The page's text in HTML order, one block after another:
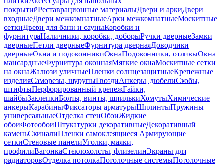
покрытийРеставрационные материалыДвери и аркиДвери
входныеДвери межкомнатныеАрки межкомнатныеМоскитные
сеткиДвери для бани и сауныКоробки и
фурнитураНаличники, коробки, доборыРучки дверныеЗамки
дверныеПетли дверныеФурнитура двернаяДоводчики
дверныеОкна и подоконникиОкнаПодоконники, отливыОкна
мансардныеФурнитура оконнаяМягкие окнаМоскитные сетки
на окнаЖалюзи уличныеПленки солнцезащитныеКрепежные
изделияСаморезы, шурупыГвоздиАнкеры, дюбелиСкобы,
штифтыПерфорированный крепежГайки,
шайбыЗаклепкиБолты, винты, шпилькиХомутыХимические
анкерыКарабиныФиксаторы арматурыШплинтыПружины
универсальныеОтделка стенОбоиЖидкие
обоиФотообоиШтукатурки декоративныеДекоративный
каменьСкиналиПленки самоклеящиеся Армирующие
сеткиСтеновые панелиУголки, маяки,
профилиВагонкаСтеклохолсты, флизелинЭкраны для
радиаторовОтделка потолкаПотолочные системыПотолочные